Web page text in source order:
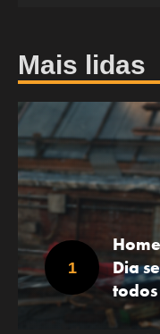
Mais lidas
Dia
todos